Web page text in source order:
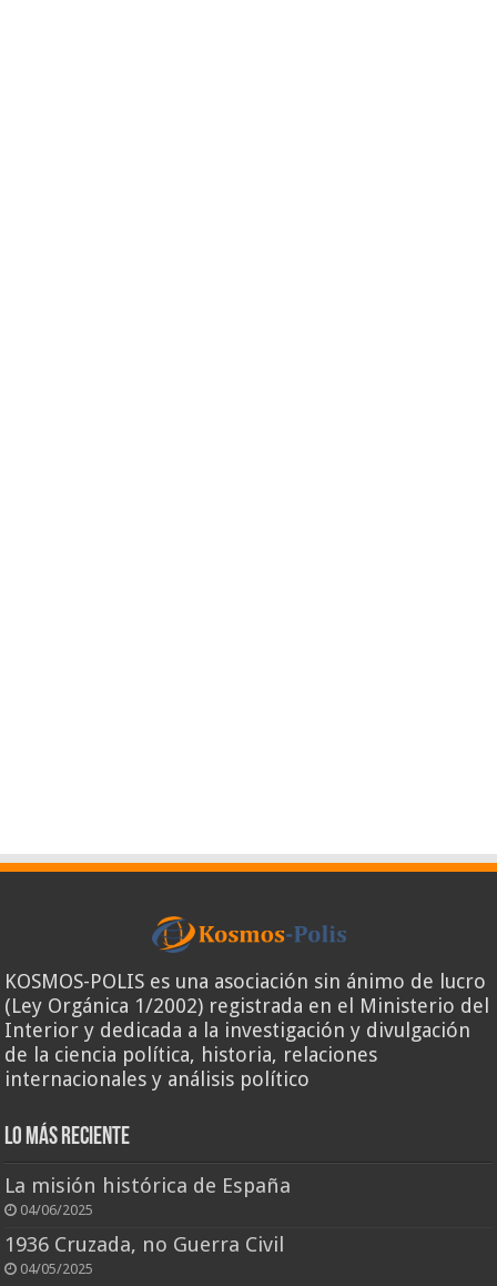
KOSMOS-POLIS es una asociación sin ánimo de lucro
(Ley Orgánica 1/2002) registrada en el Ministerio del
Interior y dedicada a la investigación y divulgación
de la ciencia política, historia, relaciones
internacionales y análisis político
Lo más reciente
La misión histórica de España
04/06/2025
1936 Cruzada, no Guerra Civil
04/05/2025